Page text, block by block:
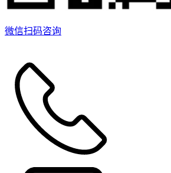
微信扫码咨询